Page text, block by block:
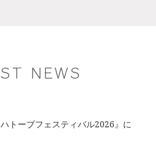
NEWS
トーブフェスティバル2026』に